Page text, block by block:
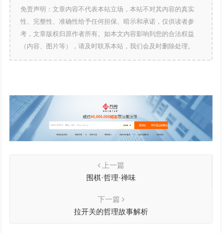
免责声明：文章内容不代表本站立场，本站不对其内容的真实
性、完整性、准确性给予任何担保、暗示和承诺，仅供读者参
考，文章版权归原作者所有。如本文内容影响到您的合法权益
（内容、图片等），请及时联系本站，我们会及时删除处理。
上一篇
围棋·哲理·禅味
下一篇
拉开关的哲理故事解析